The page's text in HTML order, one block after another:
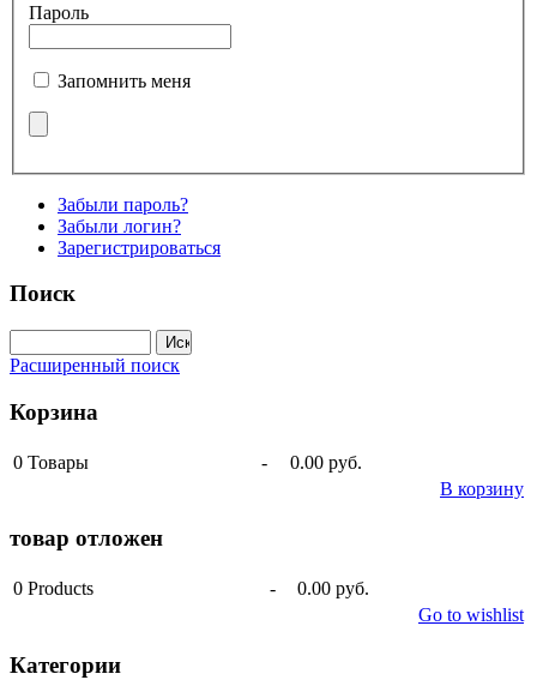
Пароль
Запомнить меня
Забыли пароль?
Забыли логин?
Зарегистрироваться
Поиск
Расширенный поиск
Корзина
0 Товары -
0.00 руб.
В корзину
товар отложен
0 Products -
0.00 руб.
Go to wishlist
Категории